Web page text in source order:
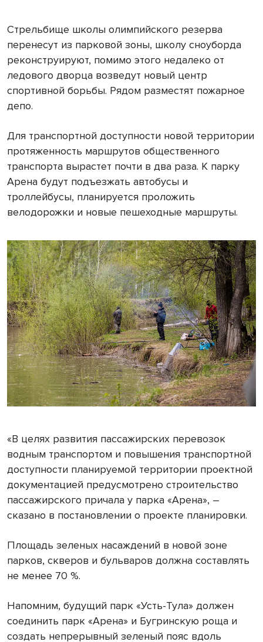
Стрельбище школы олимпийского резерва
перенесут из парковой зоны, школу сноуборда
реконструируют, помимо этого недалеко от
ледового дворца возведут новый центр
спортивной борьбы. Рядом разместят пожарное
депо.
Для транспортной доступности новой территории
протяженность маршрутов общественного
транспорта вырастет почти в два раза. К парку
Арена будут подъезжать автобусы и
троллейбусы, планируется проложить
велодорожки и новые пешеходные маршруты.
«В целях развития пассажирских перевозок
водным транспортом и повышения транспортной
доступности планируемой территории проектной
документацией предусмотрено строительство
пассажирского причала у парка «Арена», –
сказано в постановлении о проекте планировки.
Площадь зеленых насаждений в новой зоне
парков, скверов и бульваров должна составлять
не менее 70 %.
Напомним, будущий парк «Усть-Тула» должен
соединить парк «Арена» и Бугринскую роща и
создать непрерывный зеленый пояс вдоль